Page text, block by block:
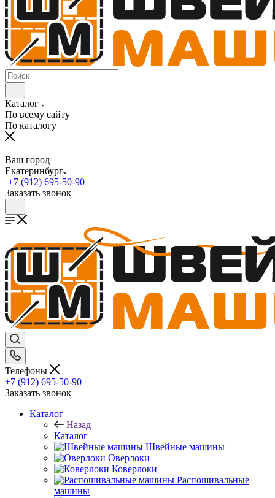
Каталог
По всему сайту
По каталогу
Ваш город
Екатеринбург
+7 (912) 695-50-90
Заказать звонок
Телефоны
+7 (912) 695-50-90
Заказать звонок
Каталог
Назад
Каталог
Швейные машины
Оверлоки
Коверлоки
Распошивальные
машины